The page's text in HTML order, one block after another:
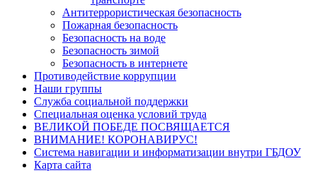
Антитеррористическая безопасность
Пожарная безопасность
Безопасность на воде
Безопасность зимой
Безопасность в интернете
Противодействие коррупции
Наши группы
Служба социальной поддержки
Специальная оценка условий труда
ВЕЛИКОЙ ПОБЕДЕ ПОСВЯЩАЕТСЯ
ВНИМАНИЕ! КОРОНАВИРУС!
Система навигации и информатизации внутри ГБДОУ
Карта сайта